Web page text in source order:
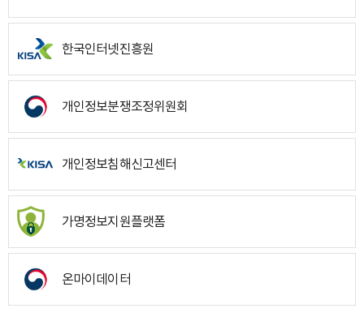
한국인터넷진흥원
개인정보분쟁조정위원회
개인정보침해신고센터
가명정보지원플랫폼
온마이데이터